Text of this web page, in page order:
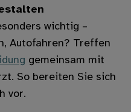
wichtig –
Autofahren? Treffen
gemeinsam mit
So bereiten Sie sich
vor.